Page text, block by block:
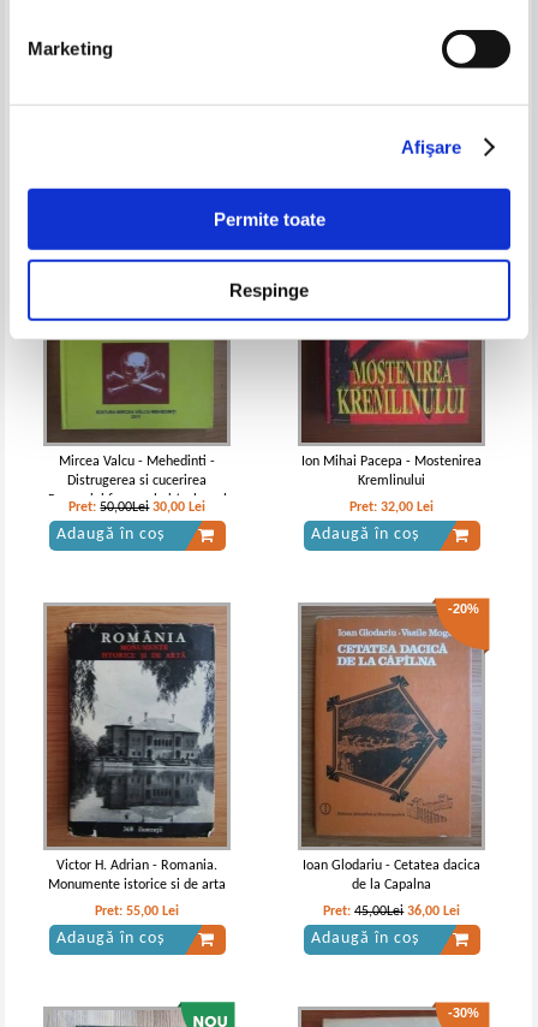
Marketing
Afişare
Permite toate
Respinge
Max Demeter Peyfuss -
Pret:35,00 Lei
Istoria infanteriei romane (2
Pret:60,00 Lei
Mircea Valcu - Mehedinti -
Distrugerea si cucerirea
Romaniei fara razboi (volumul
3)
Pret:50,00Lei 30,00 Lei
Adaugă în coș
Ion Mihai Pacepa - Mostenirea
Kremlinului
Pret:32,00 Lei
Adaugă în coș
Victor H. Adrian - Romania.
Monumente istorice si de arta
Pret:55,00 Lei
Adaugă în coș
-20%
Ioan Glodariu - Cetatea dacica
de la Capalna
Pret:45,00Lei 36,00 Lei
Adaugă în coș
-30%